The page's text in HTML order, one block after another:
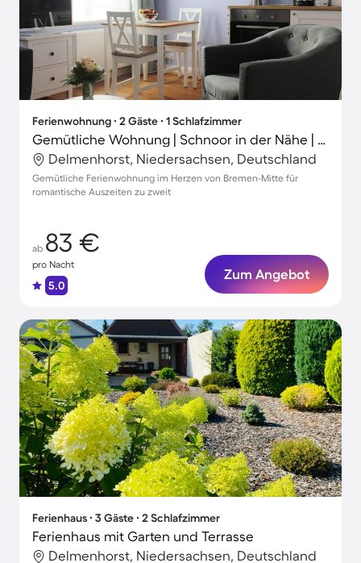
Ferienwohnung ∙ 2 Gäste ∙ 1 Schlafzimmer
Gemütliche Wohnung | Schnoor in der Nähe | Stadtblick
Delmenhorst, Niedersachsen, Deutschland
Gemütliche Ferienwohnung im Herzen von Bremen-Mitte für
romantische Auszeiten zu zweit
ab 83 €
pro Nacht
5.0
Zum Angebot
Ferienhaus ∙ 3 Gäste ∙ 2 Schlafzimmer
Ferienhaus mit Garten und Terrasse
Delmenhorst, Niedersachsen, Deutschland